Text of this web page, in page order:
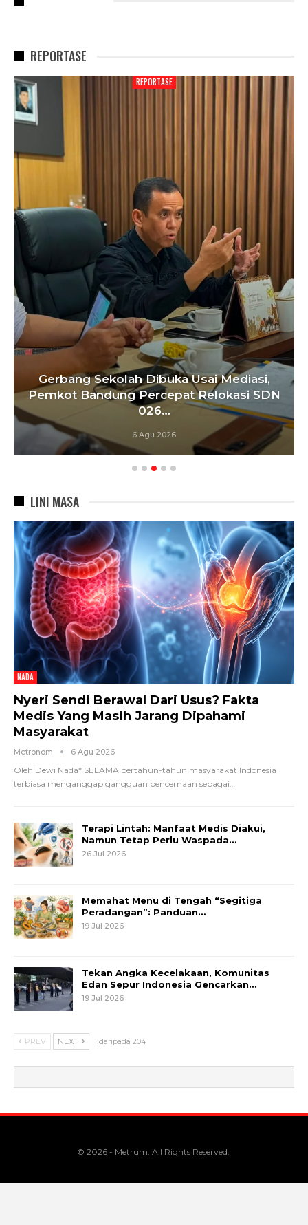
REPORTASE
REPORTASE
Gerbang Sekolah Dibuka Usai Mediasi,
Pemkot Bandung Percepat Relokasi SDN
026…
6 Agu 2026
LINI MASA
NADA
Nyeri Sendi Berawal Dari Usus? Fakta
Medis Yang Masih Jarang Dipahami
Masyarakat
Metronom 6 Agu 2026
Oleh Dewi Nada* SELAMA bertahun-tahun masyarakat Indonesia
terbiasa menganggap gangguan pencernaan sebagai…
Terapi Lintah: Manfaat Medis Diakui,
Namun Tetap Perlu Waspada…
26 Jul 2026
Memahat Menu di Tengah “Segitiga
Peradangan”: Panduan…
19 Jul 2026
Tekan Angka Kecelakaan, Komunitas
Edan Sepur Indonesia Gencarkan…
19 Jul 2026
PREV NEXT 1 daripada 204
© 2026 - Metrum. All Rights Reserved.